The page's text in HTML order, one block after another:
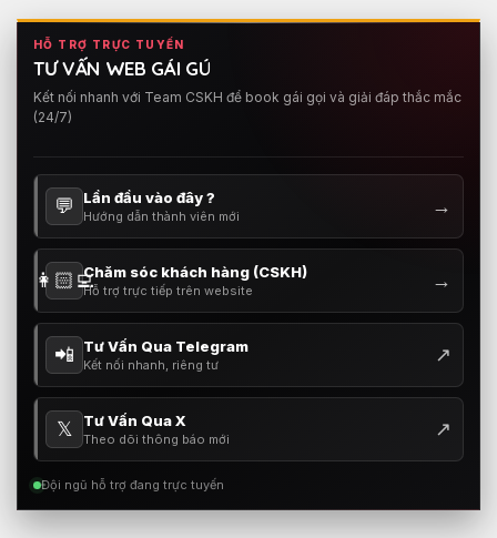
HỖ TRỢ TRỰC TUYẾN
TƯ VẤN WEB GÁI GÚ
Kết nối nhanh với Team CSKH để book gái gọi và giải đáp thắc mắc
(24/7)
💬 Lần đầu vào đây ?
Hướng dẫn thành viên mới →
👩🏻‍💻Chăm sóc khách hàng (CSKH)
Hỗ trợ trực tiếp trên website →
📲 Tư Vấn Qua Telegram
Kết nối nhanh, riêng tư ↗
𝕏 Tư Vấn Qua X
Theo dõi thông báo mới ↗
Đội ngũ hỗ trợ đang trực tuyến